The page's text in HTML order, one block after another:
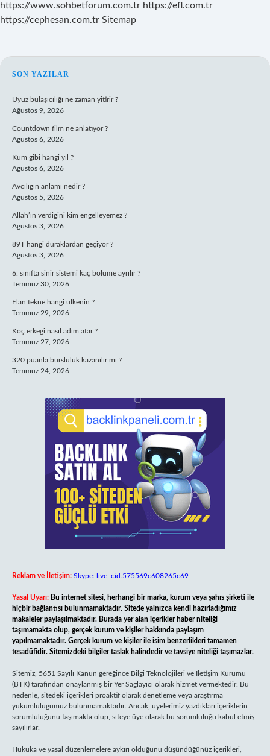
https://www.sohbetforum.com.tr https://efl.com.tr
https://cephesan.com.tr Sitemap
SIDEBAR
SON YAZILAR
Uyuz bulaşıcılığı ne zaman yitirir ?
Ağustos 9, 2026
Countdown film ne anlatıyor ?
Ağustos 6, 2026
Kum gibi hangi yıl ?
Ağustos 6, 2026
Avcılığın anlamı nedir ?
Ağustos 5, 2026
Allah’ın verdiğini kim engelleyemez ?
Ağustos 3, 2026
89T hangi duraklardan geçiyor ?
Ağustos 3, 2026
6. sınıfta sinir sistemi kaç bölüme ayrılır ?
Temmuz 30, 2026
Elan tekne hangi ülkenin ?
Temmuz 29, 2026
Koç erkeği nasıl adım atar ?
Temmuz 27, 2026
320 puanla bursluluk kazanılır mı ?
Temmuz 24, 2026
Reklam ve İletişim: Skype: live:.cid.575569c608265c69
Yasal Uyarı: Bu internet sitesi, herhangi bir marka, kurum veya şahıs şirketi ile
hiçbir bağlantısı bulunmamaktadır. Sitede yalnızca kendi hazırladığımız
makaleler paylaşılmaktadır. Burada yer alan içerikler haber niteliği
taşımamakta olup, gerçek kurum ve kişiler hakkında paylaşım
yapılmamaktadır. Gerçek kurum ve kişiler ile isim benzerlikleri tamamen
tesadüfidir. Sitemizdeki bilgiler taslak halindedir ve tavsiye niteliği taşımazlar.
Sitemiz, 5651 Sayılı Kanun gereğince Bilgi Teknolojileri ve İletişim Kurumu
(BTK) tarafından onaylanmış bir Yer Sağlayıcı olarak hizmet vermektedir. Bu
nedenle, sitedeki içerikleri proaktif olarak denetleme veya araştırma
yükümlülüğümüz bulunmamaktadır. Ancak, üyelerimiz yazdıkları içeriklerin
sorumluluğunu taşımakta olup, siteye üye olarak bu sorumluluğu kabul etmiş
sayılırlar.
Hukuka ve yasal düzenlemelere aykırı olduğunu düşündüğünüz içerikleri,